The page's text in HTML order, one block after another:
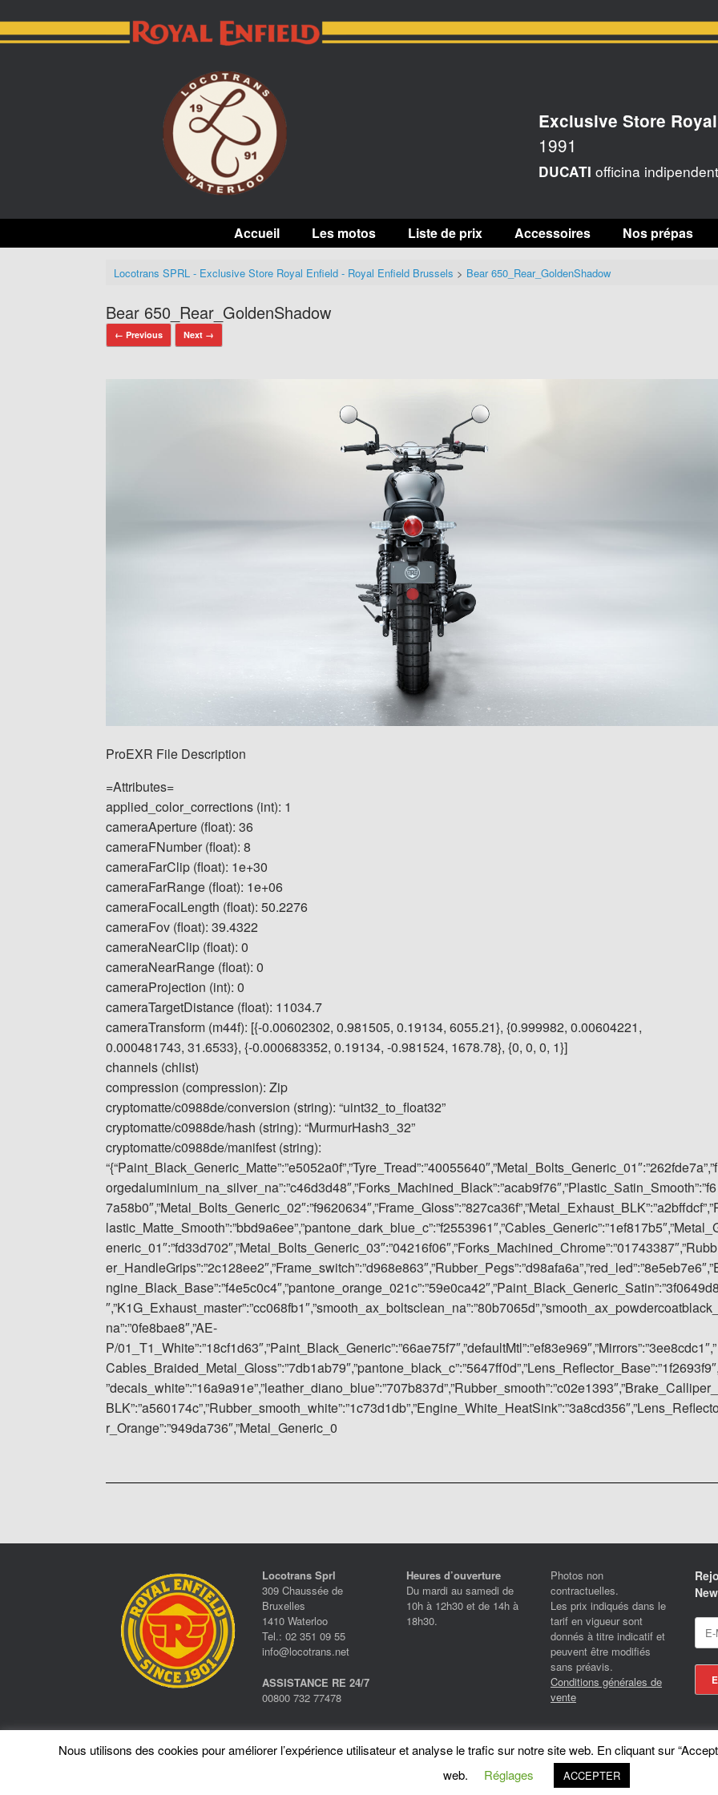
to
content
Exclusive Store
1991
DUCATI officina
Accueil Les motos Liste de prix Accessoires Nos prépas
Locotrans SPRL - Exclusive Store Royal Enfield - Royal Enfield Brussels > Bear 650_Rear_GoldenShadow
Bear 650_Rear_GoldenShadow
← Previous Next →
ProEXR File Description
=Attributes=
applied_color_corrections (int): 1
cameraAperture (float): 36
cameraFNumber (float): 8
cameraFarClip (float): 1e+30
cameraFarRange (float): 1e+06
cameraFocalLength (float): 50.2276
cameraFov (float): 39.4322
cameraNearClip (float): 0
cameraNearRange (float): 0
cameraProjection (int): 0
cameraTargetDistance (float): 11034.7
cameraTransform (m44f): [{-0.00602302, 0.981505, 0.19134, 6055.21}, {0.999982, 0.00604221,
0.000481743, 31.6533}, {-0.000683352, 0.19134, -0.981524, 1678.78}, {0, 0, 0, 1}]
channels (chlist)
compression (compression): Zip
cryptomatte/c0988de/conversion (string): “uint32_to_float32”
cryptomatte/c0988de/hash (string): “MurmurHash3_32”
cryptomatte/c0988de/manifest (string):
“{“Paint_Black_Generic_Matte”:”e5052a0f”,”Tyre_Tread”:”40055640″,”Metal_Bolts_Generic_01″:”262fde7a”,”f
orgedaluminium_na_silver_na”:”c46d3d48″,”Forks_Machined_Black”:”acab9f76″,”Plastic_Satin_Smooth”:”f6
eneric_01″:”fd33d702″,”Metal_Bolts_Generic_03″:”04216f06″,”Forks_Machined_Chrome”:”01743387″,”Rubb
ngine_Black_Base”:”f4e5c0c4″,”pantone_orange_021c”:”59e0ca42″,”Paint_Black_Generic_Satin”:”3f0649d8
″,”K1G_Exhaust_master”:”cc068fb1″,”smooth_ax_boltsclean_na”:”80b7065d”,”smooth_ax_powdercoatblack_
na”:”0fe8bae8″,”AE-
P/01_T1_White”:”18cf1d63″,”Paint_Black_Generic”:”66ae75f7″,”defaultMtl”:”ef83e969″,”Mirrors”:”3ee8cdc1″,”
Cables_Braided_Metal_Gloss”:”7db1ab79″,”pantone_black_c”:”5647ff0d”,”Lens_Reflector_Base”:”1f2693f9″,
”decals_white”:”16a9a91e”,”leather_diano_blue”:”707b837d”,”Rubber_smooth”:”c02e1393″,”Brake_Calliper_
BLK”:”a560174c”,”Rubber_smooth_white”:”1c73d1db”,”Engine_White_HeatSink”:”3a8cd356″,”Lens_Reflecto
r_Orange”:”949da736″,”Metal_Generic_0
Locotrans Sprl
309 Chaussée de
Bruxelles
1410 Waterloo
Tel.: 02 351 09 55
info@locotrans.net
ASSISTANCE RE 24/7
00800 732 77478
Heures d’ouverture
Du mardi au samedi de
10h à 12h30 et de 14h à
18h30.
Photos non
contractuelles.
Les prix indiqués dans le
tarif en vigueur sont
donnés à titre indicatif et
peuvent être modifiés
sans préavis.
Conditions générales de
vente
ASiteOrigin Theme
Nous utilisons des cookies pour améliorer l’expérience utilisateur et analyse le trafic sur notre site web. En cliquant sur
web.
Réglages ACCEPTER